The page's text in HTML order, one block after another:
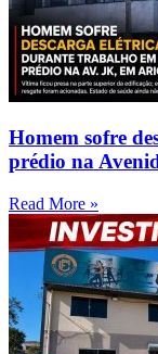
Homem sofre
prédio na
Read More »